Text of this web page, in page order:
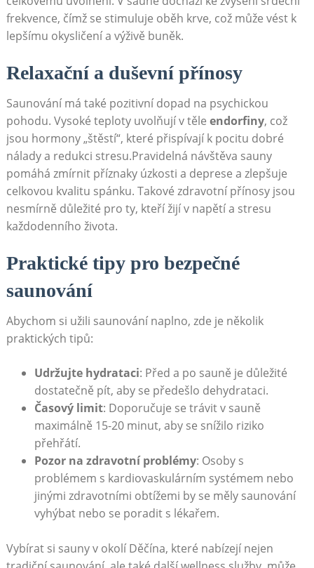
frekvence, čímž se stimuluje oběh ⁢krve, což může vést k
‍lepšímu okysličení a výživě buněk.
Relaxační⁤ a⁤ duševní přínosy
Saunování má také pozitivní ‍dopad na‍ psychickou
pohodu. Vysoké⁣ teploty uvolňují v těle endorfiny, což
jsou ‍hormony⁣ „štěstí“, které přispívají k pocitu dobré
nálady‌ a redukci ​stresu.Pravidelná návštěva‌ sauny
pomáhá zmírnit příznaky úzkosti a deprese a zlepšuje⁤
celkovou kvalitu spánku. Takové zdravotní přínosy jsou
nesmírně důležité pro ty, kteří žijí v napětí a⁢ stresu
každodenního života.
Praktické tipy pro bezpečné
saunování
Abychom⁣ si užili saunování naplno, zde je několik
praktických tipů:
Udržujte ‍hydrataci: Před a po sauně je důležité
dostatečně pít, aby se předešlo ​dehydrataci.
Časový​ limit: Doporučuje se trávit v sauně
maximálně 15-20 ‍minut, aby se‌ snížilo riziko
přehřátí.
Pozor na zdravotní problémy: Osoby s
problémem ‌s kardiovaskulárním⁢ systémem nebo
jinými zdravotními obtížemi by ⁢se měly saunování
vyhýbat ‌nebo se‌ poradit s lékařem.
Vybírat si sauny v okolí Děčína, které nabízejí nejen